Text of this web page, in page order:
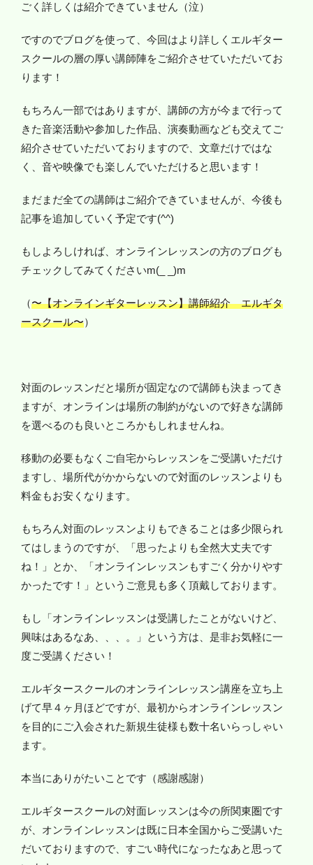
ごく詳しくは紹介できていません（泣）
ですのでブログを使って、今回はより詳しくエルギター
スクールの層の厚い講師陣をご紹介させていただいてお
ります！
もちろん一部ではありますが、講師の方が今まで行って
きた音楽活動や参加した作品、演奏動画なども交えてご
紹介させていただいておりますので、文章だけではな
く、音や映像でも楽しんでいただけると思います！
まだまだ全ての講師はご紹介できていませんが、今後も
記事を追加していく予定です(^^)
もしよろしければ、オンラインレッスンの方のブログも
チェックしてみてくださいm(_ _)m
（〜【オンラインギターレッスン】講師紹介 エルギタ
ースクール〜）
対面のレッスンだと場所が固定なので講師も決まってき
ますが、オンラインは場所の制約がないので好きな講師
を選べるのも良いところかもしれませんね。
移動の必要もなくご自宅からレッスンをご受講いただけ
ますし、場所代がかからないので対面のレッスンよりも
料金もお安くなります。
もちろん対面のレッスンよりもできることは多少限られ
てはしまうのですが、「思ったよりも全然大丈夫です
ね！」とか、「オンラインレッスンもすごく分かりやす
かったです！」というご意見も多く頂戴しております。
もし「オンラインレッスンは受講したことがないけど、
興味はあるなあ、、、。」という方は、是非お気軽に一
度ご受講ください！
エルギタースクールのオンラインレッスン講座を立ち上
げて早４ヶ月ほどですが、最初からオンラインレッスン
を目的にご入会された新規生徒様も数十名いらっしゃい
ます。
本当にありがたいことです（感謝感謝）
エルギタースクールの対面レッスンは今の所関東圏です
が、オンラインレッスンは既に日本全国からご受講いた
だいておりますので、すごい時代になったなあと思って